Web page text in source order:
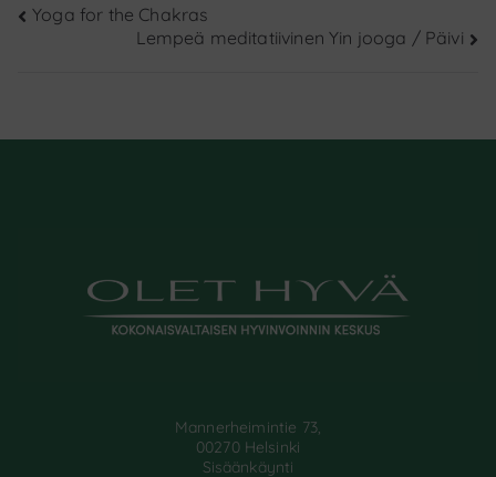
Artikkelien
Yoga for the Chakras
Lempeä meditatiivinen Yin jooga / Päivi
Mannerheimintie 73,
00270 Helsinki
Sisäänkäynti